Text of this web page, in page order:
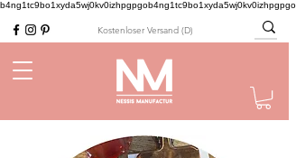
b4ng1tc9bo1xyda5wj0kv0izhpgpgob4ng1tc9bo1xyda5wj0kv0izhpgpgo
Kostenloser Versand (D)